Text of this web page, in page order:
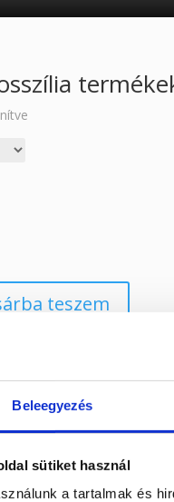
Beleegyezés
sütiket használ
a tartalmak és
teszem
teszem